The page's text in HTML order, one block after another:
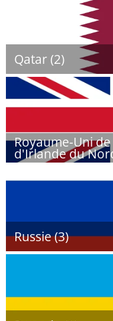
Qatar (2)
Royaume-Uni
d'Irlande du
Russie (3)